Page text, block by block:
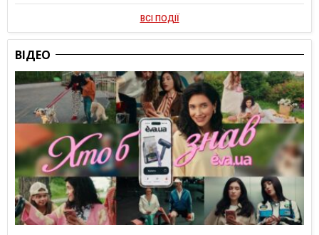
ВСІ ПОДІЇ
ВІДЕО